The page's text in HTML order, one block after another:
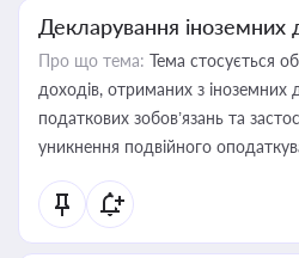
Декларування іноземних
Про що тема: Тема стосується
доходів, отриманих з іноземних
податкових зобов’язань та
уникнення подвійного